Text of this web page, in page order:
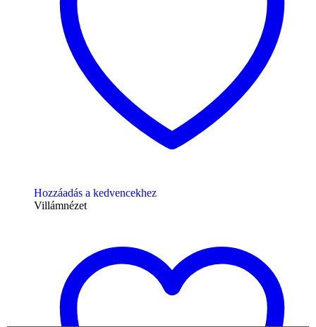
Hozzáadás a kedvencekhez
Villámnézet